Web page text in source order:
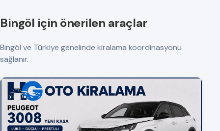
Bingöl için önerilen araçlar
Bingöl ve Türkiye genelinde kiralama koordinasyonu
sağlanır.